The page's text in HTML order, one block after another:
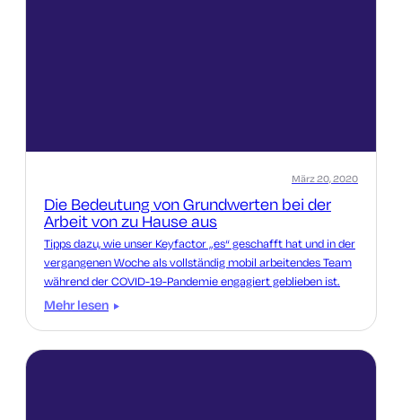
Die Bedeutung von Grundwerten bei der
Arbeit von zu Hause aus
März 20, 2020
Tipps dazu, wie unser Keyfactor „es“ geschafft hat und in der
vergangenen Woche als vollständig mobil arbeitendes Team
während der COVID-19-Pandemie engagiert geblieben ist.
Mehr lesen